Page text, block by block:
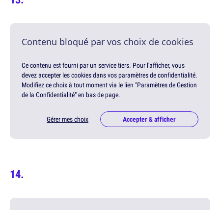
Contenu bloqué par vos choix de cookies
Ce contenu est fourni par un service tiers. Pour l'afficher, vous
devez accepter les cookies dans vos paramètres de confidentialité.
Modifiez ce choix à tout moment via le lien "Paramètres de Gestion
de la Confidentialité" en bas de page.
Gérer mes choix Accepter & afficher